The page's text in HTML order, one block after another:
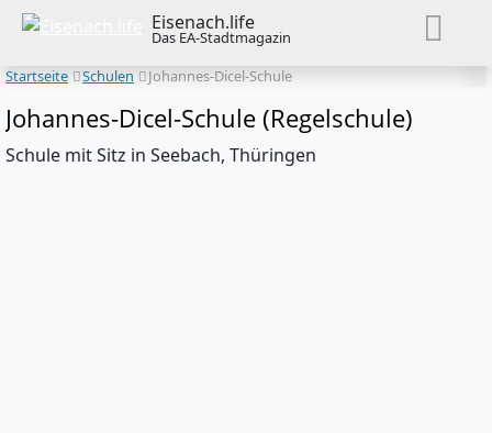
Eisenach.life
Das EA-Stadtmagazin
Startseite
Schulen Johannes-Dicel-Schule
Johannes-Dicel-Schule (Regelschule)
Schule mit Sitz in Seebach, Thüringen